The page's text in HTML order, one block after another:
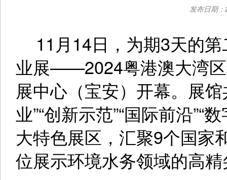
发布日期
11月14日，为期3天的第
业展——2024粤港澳大湾
展中心（宝安）开幕。展
业”“创新示范”“国际前沿”“
大特色展区，汇聚9个国家
位展示环境水务领域的高